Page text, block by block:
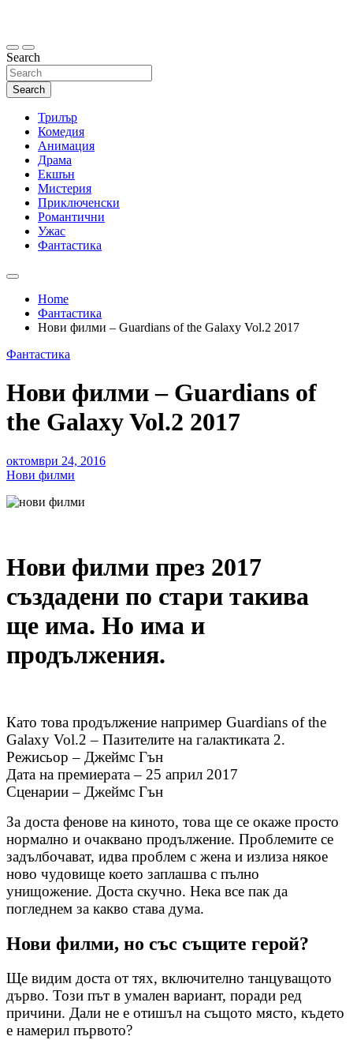
Search
Search
Трилър
Комедия
Анимация
Драма
Екшън
Мистерия
Приключенски
Романтични
Ужас
Фантастика
Home
Фантастика
Нови филми – Guardians of the Galaxy Vol.2 2017
Фантастика
Нови филми – Guardians of
the Galaxy Vol.2 2017
октомври 24, 2016
Нови филми
Нови филми през 2017
създадени по стари такива
ще има. Но има и
продължения.
Като това продължение например Guardians of the
Galaxy Vol.2 – Пазителите на галактиката 2.
Режисьор – Джеймс Гън
Дата на премиерата – 25 април 2017
Сценарии – Джеймс Гън
За доста фенове на киното, това ще се окаже просто
нормално и очаквано продължение. Проблемите се
задълбочават, идва проблем с жена и излиза някое
ново чудовище което заплашва с пълно
унищожение. Доста скучно. Нека все пак да
погледнем за какво става дума.
Нови филми, но със същите герой?
Ще видим доста от тях, включително танцуващото
дърво. Този път в умален вариант, поради ред
причини. Дали не е отишъл на същото място, където
е намерил първото?